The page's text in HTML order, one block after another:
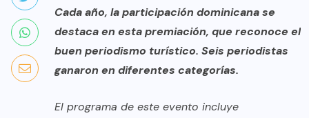
Cada año, la participación dominicana se
destaca en esta premiación, que reconoce el
buen periodismo turístico. Seis periodistas
ganaron en diferentes categorías.
El programa de este evento incluye